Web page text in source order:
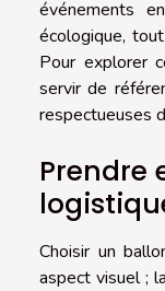
événements
écologique,
Pour explorer
servir de
respectueuses
Prendre
Choisir un
aspect visuel ;